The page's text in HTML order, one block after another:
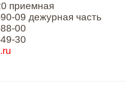
приемная
09 дежурная часть
00
30